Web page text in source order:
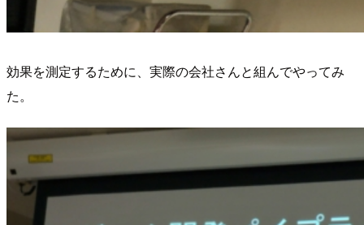
効果を測定するために、実際の会社さんと組んでやってみ
た。